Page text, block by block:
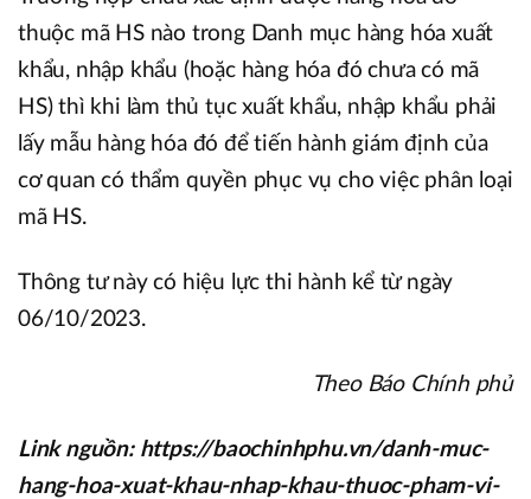
thuộc mã HS nào trong Danh mục hàng hóa xuất
khẩu, nhập khẩu (hoặc hàng hóa đó chưa có mã
HS) thì khi làm thủ tục xuất khẩu, nhập khẩu phải
lấy mẫu hàng hóa đó để tiến hành giám định của
cơ quan có thẩm quyền phục vụ cho việc phân loại
mã HS.
Thông tư này có hiệu lực thi hành kể từ ngày
06/10/2023.
Theo Báo Chính phủ
Link nguồn: https://baochinhphu.vn/danh-muc-
hang-hoa-xuat-khau-nhap-khau-thuoc-pham-vi-